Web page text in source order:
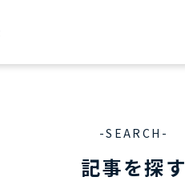
-SEARCH-
記事を探す